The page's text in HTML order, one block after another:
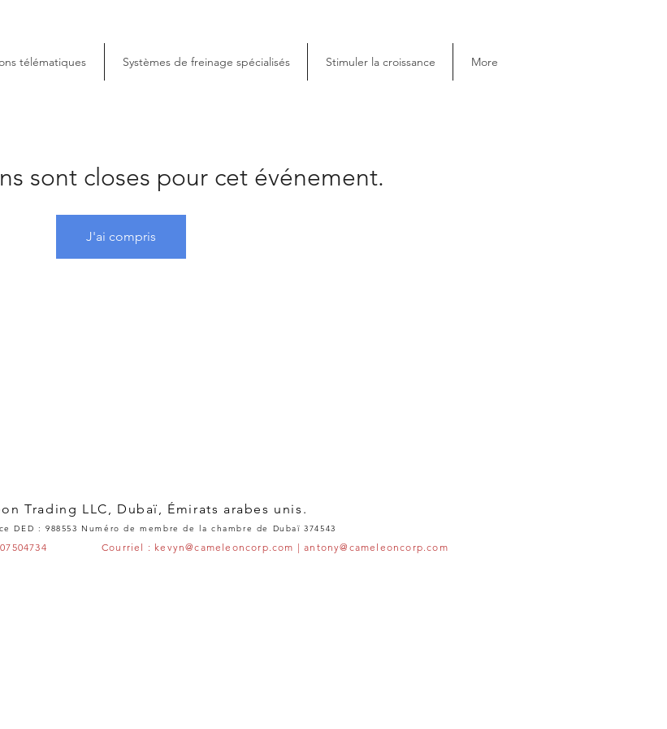
télématiques Systèmes de freinage spécialisés Stimuler la croissance More
sont closes pour cet événement.
J'ai compris
Trading LLC, Dubaï, Émirats arabes unis.
DED : 988553 Numéro de membre de la chambre de Dubaï 374543
Courriel : kevyn@cameleoncorp.com |antony@cameleoncorp.com